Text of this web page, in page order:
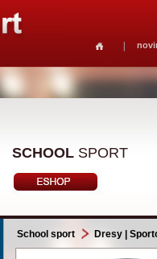
SCHOOL SPORT
School sport Dresy |